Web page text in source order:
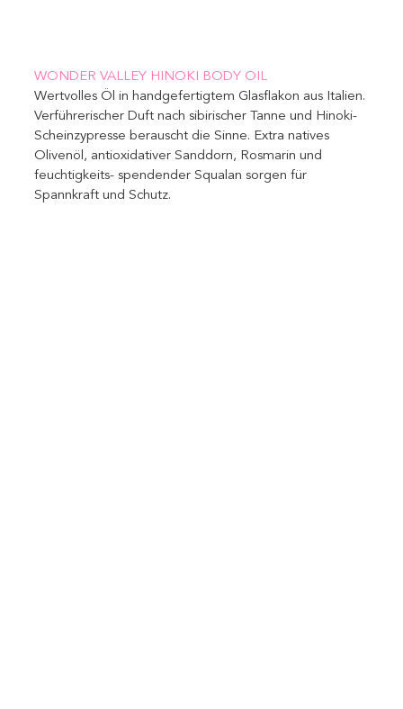
WONDER VALLEY HINOKI BODY OIL
Wertvolles Öl in handgefertigtem Glasflakon aus Italien.
Verführerischer Duft nach sibirischer Tanne und Hinoki-
Scheinzypresse berauscht die Sinne. Extra natives
Olivenöl, antioxidativer Sanddorn, Rosmarin und
feuchtigkeits- spendender Squalan sorgen für
Spannkraft und Schutz.